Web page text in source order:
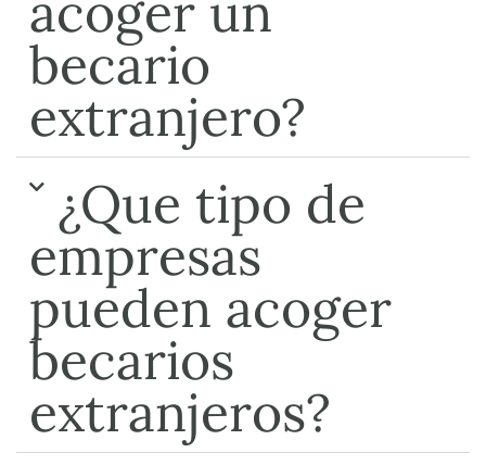
becario
extranjero?
¿Que tipo de
empresas
pueden acoger
becarios
extranjeros?